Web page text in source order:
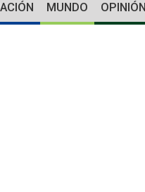
MUNDO OPINIÓN